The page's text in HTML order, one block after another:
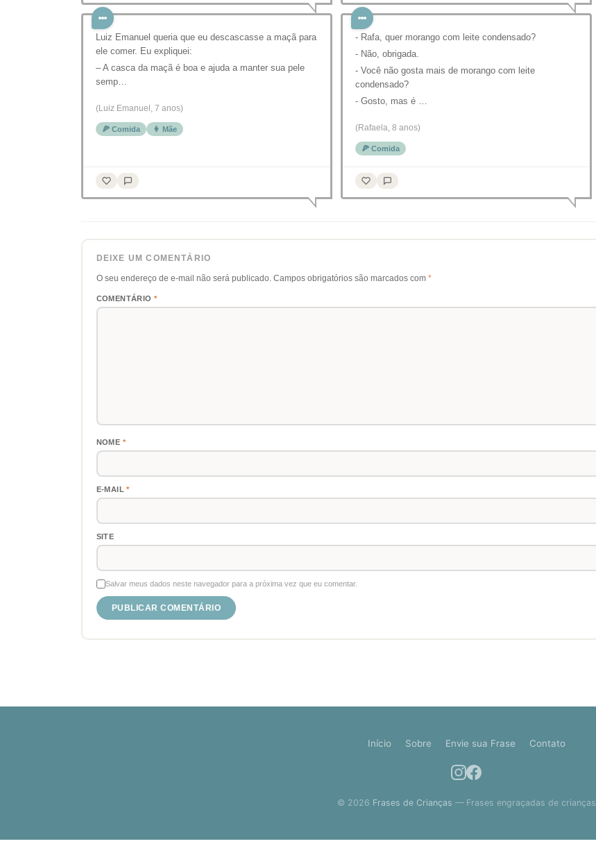
Luiz Emanuel queria que eu descascasse a maçã para
ele comer. Eu expliquei:
– A casca da maçã é boa e ajuda a manter sua pele
semp…
(Luiz Emanuel, 7 anos)
🍕 Comida 👩 Mãe
- Rafa, quer morango com leite condensado?
- Não, obrigada.
- Você não gosta mais de morango com leite
condensado?
- Gosto, mas é …
(Rafaela, 8 anos)
🍕 Comida
DEIXE UM COMENTÁRIO
O seu endereço de e-mail não será publicado. Campos obrigatórios são marcados com *
COMENTÁRIO *
NOME *
E-MAIL*
SITE
Salvar meus dados neste navegador para a próxima vez que eu comentar.
Início Sobre Envie sua Frase Contato
© 2026 Frases de Crianças — Frases engraçadas de crianças